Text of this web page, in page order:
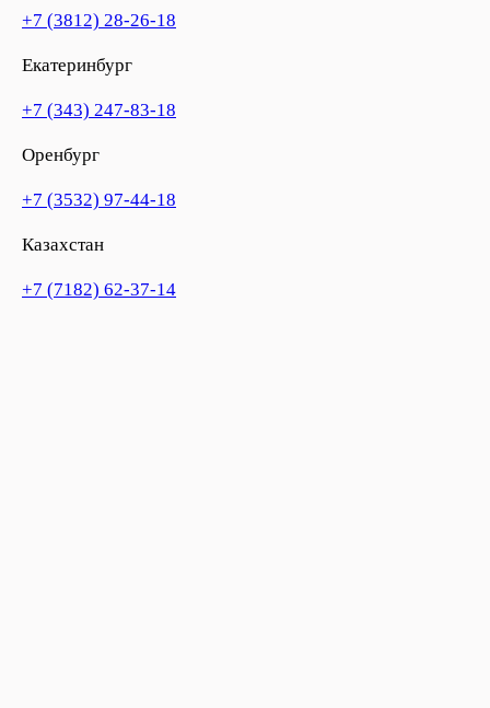
+7 (3812) 28-26-18
Екатеринбург
+7 (343) 247-83-18
Оренбург
+7 (3532) 97-44-18
Казахстан
+7 (7182) 62-37-14